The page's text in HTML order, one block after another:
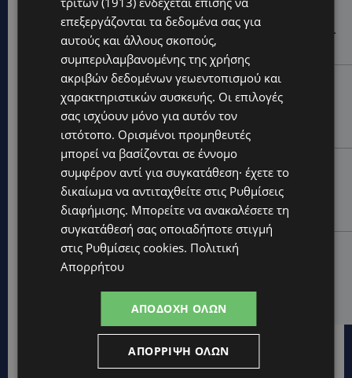
ΕΞΩΤΙΚΑ ΖΩΑ ΣΤΗΝ ΚΥΠΡΟ: Πότε επιτρέπεται και
πότε απαγορεύεται να έχεις μαϊμού ως κατοικίδιο –
Ποια ζώα μπορείς να διατηρείς νόμιμα
UPDATES
ΧΩΡΙΣ ΣΩΣΣΙΒΙΟ Η ΘΑΛΑΣΣΙΑ ΣΥΝΔΕΣΗ ΚΥΠΡΟΥ-
ΕΛΛΑΔΑΣ: «Χωρίς επιδότηση το πλοίο δεν θα
ξανασηκώσει άγκυρα»
STORIES
ΜΑΡΙΝΟΣ ΚΩΝΣΤΑΝΤΙΝΙΔΗΣ: Οι πρωτοβουλίες για να
ξαναζωντανέψει η Μακαρίου και το κέντρο της
Λευκωσίας-(Βίντεο)
UPDATES
ΤΡΟΧΑΙΟ ΣΤΗΝ ΛΕΥΚΩΣΙΑ: Χειροπέδες και στη σύζυγο
επεξεργάζονται τα δεδομένα σας για
αυτούς και άλλους σκοπούς,
συμπεριλαμβανομένης της χρήσης
ακριβών δεδομένων γεωεντοπισμού και
χαρακτηριστικών συσκευής. Οι επιλογές
σας ισχύουν μόνο για αυτόν τον
ιστότοπο. Ορισμένοι προμηθευτές
μπορεί να βασίζονται σε έννομο
συμφέρον αντί για συγκατάθεση· έχετε το
δικαίωμα να αντιταχθείτε στις Ρυθμίσεις
διαφήμισης. Μπορείτε να ανακαλέσετε τη
συγκατάθεσή σας οποιαδήποτε στιγμή
στις Ρυθμίσεις cookies. Πολιτική
Απορρήτου
ΑΠΟΔΟΧΉ ΌΛΩΝ
ΑΠΌΡΡΙΨΗ ΌΛΩΝ